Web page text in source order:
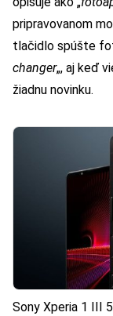
pripravovanom
tlačidlo spúšte
changer„, aj keď
žiadnu novinku.
Sony Xperia 1 III